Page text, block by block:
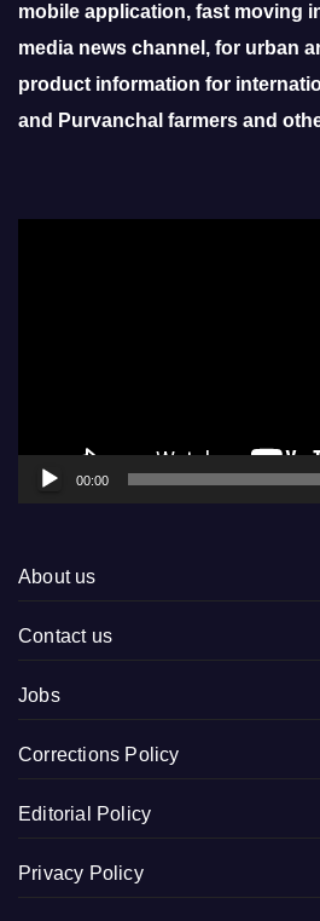
mobile application, fast moving
media news channel, for urban
product information for
and Purvanchal farmers and
00:00
About us
Contact us
Jobs
Corrections Policy
Editorial Policy
Privacy Policy